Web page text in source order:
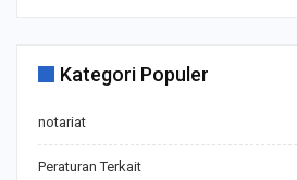
Kategori Populer
notariat
Peraturan Terkait